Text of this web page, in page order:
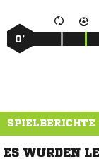
0’
ES WURDEN